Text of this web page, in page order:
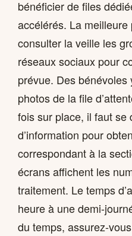
bénéficier de files
accélérés. La
consulter la veille les
réseaux sociaux pour
prévue. Des
photos de la file
fois sur place, il faut se
d’information pour
correspondant à la
écrans affichent les
traitement. Le temps
heure à une demi-
du temps, assurez-